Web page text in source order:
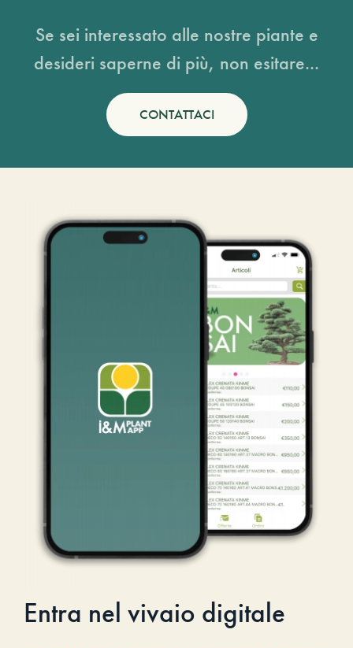
Se sei interessato alle nostre piante e
desideri saperne di più, non esitare...
CONTATTACI
Entra nel vivaio digitale